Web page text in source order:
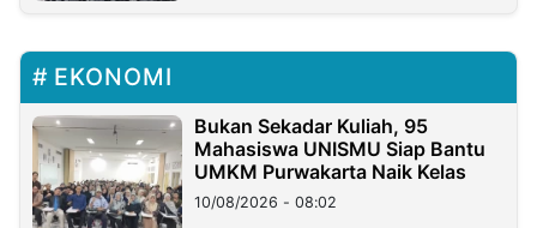
EKONOMI
Bukan Sekadar Kuliah, 95
Mahasiswa UNISMU Siap Bantu
UMKM Purwakarta Naik Kelas
10/08/2026 - 08:02